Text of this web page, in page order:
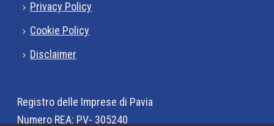
Privacy Policy
Cookie Policy
Disclaimer
Registro delle Imprese di Pavia
Numero REA: PV- 305240